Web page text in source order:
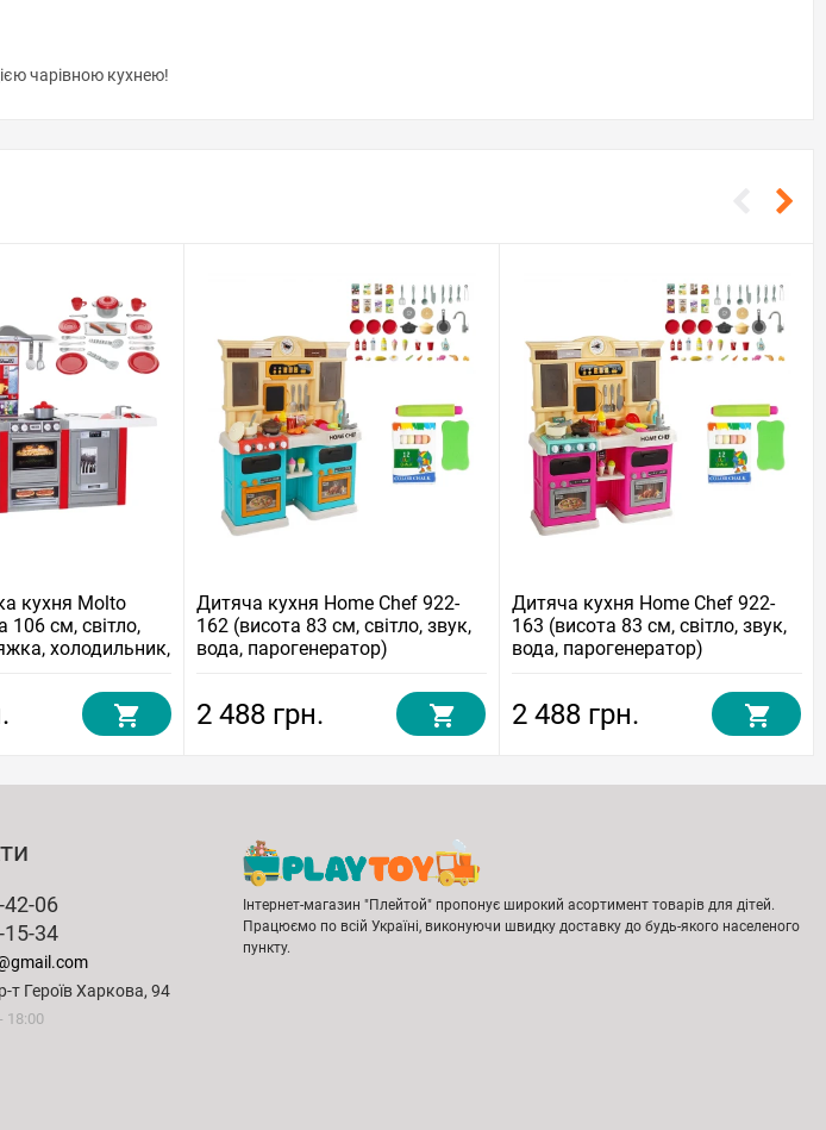
чарівною кухнею!
кухня Molto
106 см, світло,
холодильник,
Дитяча кухня Home Chef 922-
162 (висота 83 см, світло, звук,
вода, парогенератор)
2 488 грн.
Дитяча кухня Home Chef 922-
163 (висота 83 см, світло, звук,
вода, парогенератор)
2 488 грн.
06
34
т Героїв Харкова, 94
18:00
Інтернет-магазин "Плейтой" пропонує широкий асортимент товарів для дітей.
Працюємо по всій Україні, виконуючи швидку доставку до будь-якого населеного
пункту.